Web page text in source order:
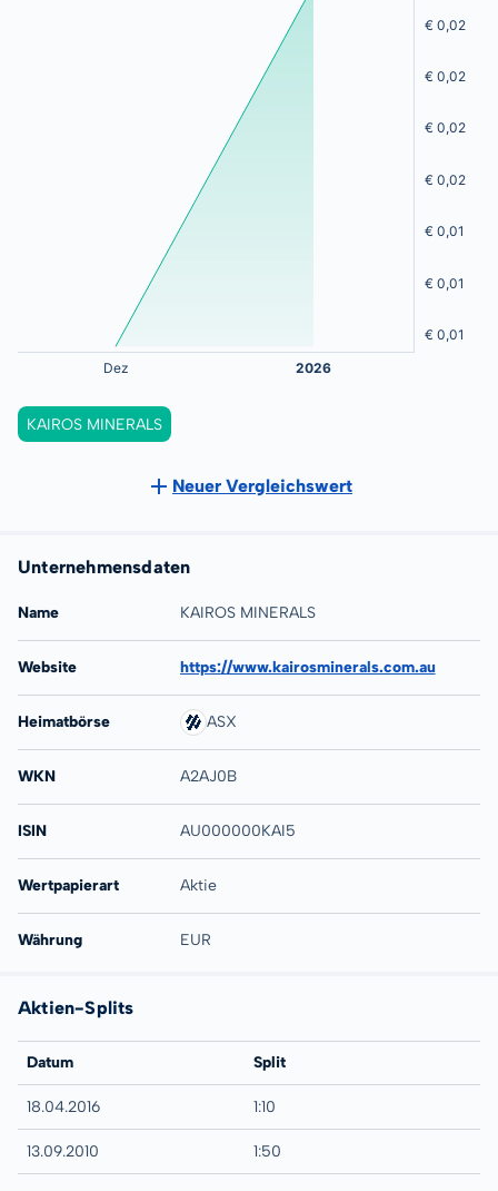
KAIROS MINERALS
Neuer Vergleichswert
Unternehmensdaten
Name KAIROS MINERALS
Website https://www.kairosminerals.com.au
Heimatbörse ASX
WKN A2AJ0B
ISIN AU000000KAI5
Wertpapierart Aktie
Währung EUR
Aktien-Splits
Datum Split
18.04.2016 1:10
13.09.2010 1:50